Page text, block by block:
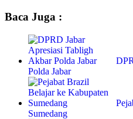
Baca Juga :
Polda Jabar
Sumedang